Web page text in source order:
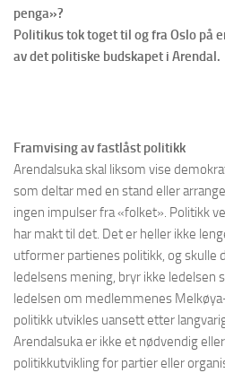
penga»?
Politikus tok toget til og fra Oslo på
av det politiske budskapet i Arendal.
Framvising av fastlåst politikk
Arendalsuka skal liksom vise
som deltar med en stand eller
ingen impulser fra «folket». Politikk
har makt til det. Det er heller ikke
utformer partienes politikk, og skulle
ledelsens mening, bryr ikke ledelsen
ledelsen om medlemmenes
politikk utvikles uansett etter
Arendalsuka er ikke et nødvendig
politikkutvikling for partier eller